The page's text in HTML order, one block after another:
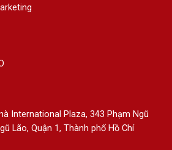
International Plaza, 343 Phạm Ngũ
Lão, Quận 1, Thành phố Hồ Chí